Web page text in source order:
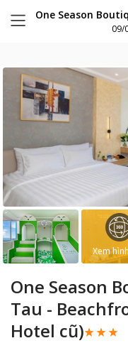
09/
One Season
Tau -
Hotel cũ)
Xem